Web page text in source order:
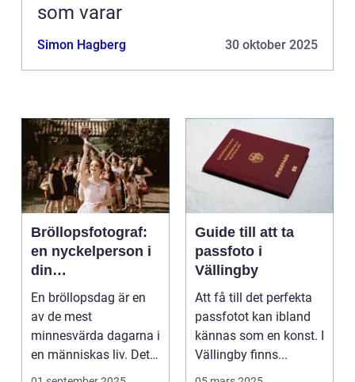
som varar
Simon Hagberg 30 oktober 2025
Bröllopsfotograf:
en nyckelperson i
din
bröllopsberättelse
En bröllopsdag är en
av de mest
minnesvärda dagarna i
en människas liv. Det
&aum...
Guide till att ta
passfoto i
Vällingby
Att få till det perfekta
passfotot kan ibland
kännas som en konst. I
Vällingby finns...